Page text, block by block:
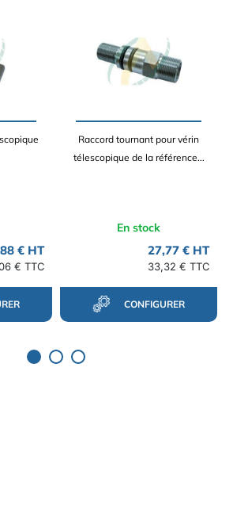
€ HT
€ TTC
Raccord tournant pour vérin
télescopique de la référence...
En stock
27,77 € HT
33,32 € TTC
CONFIGURER